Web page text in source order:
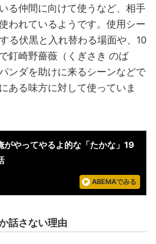
る仲間に向けて使うなど、相手
われているようです。使用シー
る伏黒と入れ替わる場面や、10
釘崎野薔薇（くぎさき のば
ンダを助けに来るシーンなどで
ある味方に対して使っていま
がやってやるよ的な「たかな」19
ABEMAでみる
話さない理由